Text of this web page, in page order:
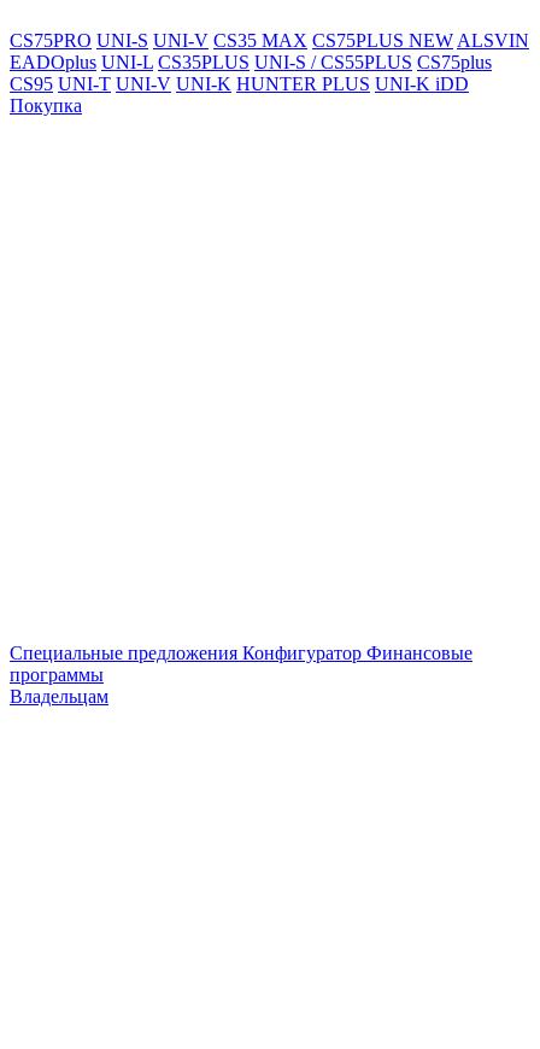
CS75PRO UNI-S UNI-V CS35 MAX CS75PLUS NEW ALSVIN
EADOplus UNI-L CS35PLUS UNI-S / CS55PLUS CS75plus
CS95 UNI-T UNI-V UNI-K HUNTER PLUS UNI-K iDD
Покупка
Специальные предложения Конфигуратор Финансовые
программы
Владельцам